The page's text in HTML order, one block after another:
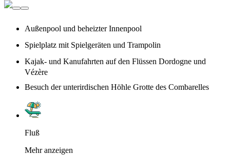
Außenpool und beheizter Innenpool
Spielplatz mit Spielgeräten und Trampolin
Kajak- und Kanufahrten auf den Flüssen Dordogne und
Vézère
Besuch der unterirdischen Höhle Grotte des Combarelles
Fluß
Mehr anzeigen